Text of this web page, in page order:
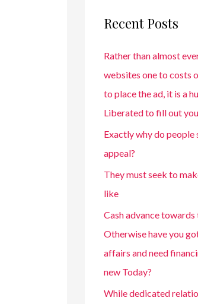
Recent Posts
Rather than almost
websites one to costs
to place the ad, it is a
Liberated to fill out
Exactly why do
appeal?
They must seek to
like
Cash advance towards
Otherwise have you
affairs and need
new Today?
While dedicated